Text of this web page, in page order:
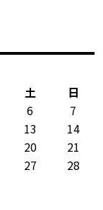
土
日
6
7
13
14
20
21
27
28